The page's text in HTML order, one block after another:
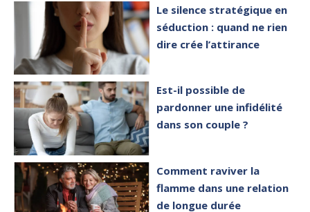
Le silence stratégique en
séduction : quand ne rien
dire crée l’attirance
Est-il possible de
pardonner une infidélité
dans son couple ?
Comment raviver la
flamme dans une relation
de longue durée